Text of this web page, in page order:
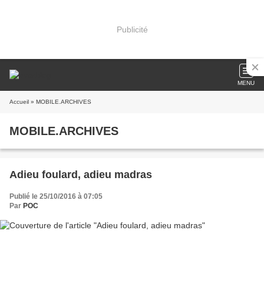
Publicité
MENU
Accueil » MOBILE.ARCHIVES
MOBILE.ARCHIVES
Adieu foulard, adieu madras
Publié le 25/10/2016 à 07:05
Par POC